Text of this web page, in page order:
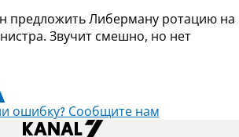
предложить Либерману ротацию на
Звучит смешно, но нет
ошибку? Сообщите нам